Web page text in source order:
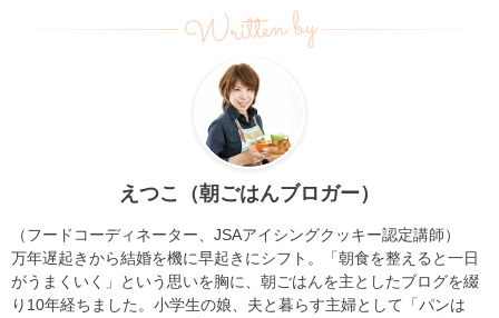
Written by
えつこ（朝ごはんブロガー）
（フードコーディネーター、JSAアイシングクッキー認定講師）
万年遅起きから結婚を機に早起きにシフト。「朝食を整えると一日
がうまくいく」という思いを胸に、朝ごはんを主としたブログを綴
り10年経ちました。小学生の娘、夫と暮らす主婦として「パンは